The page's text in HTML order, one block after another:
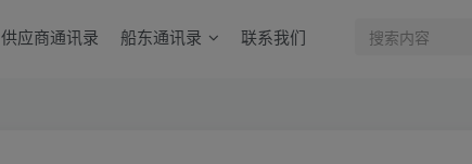
供应商通讯录 船东通讯录 联系我们